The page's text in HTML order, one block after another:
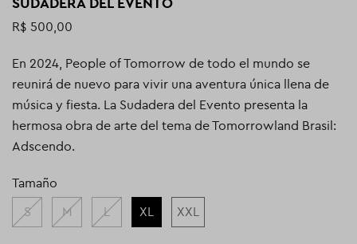
R$ 500,00
En 2024, People of Tomorrow de todo el mundo se
reunirá de nuevo para vivir una aventura única llena de
música y fiesta. La Sudadera del Evento presenta la
hermosa obra de arte del tema de Tomorrowland Brasil:
Adscendo.
Tamaño
S
M L XL XXL